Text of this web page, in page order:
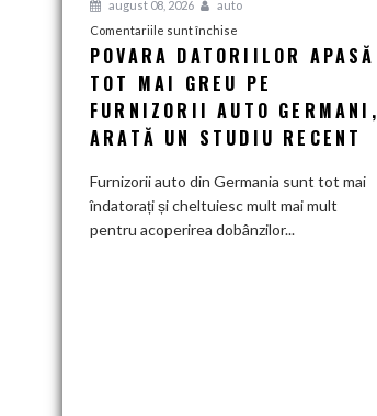
august 08, 2026
auto
Comentariile sunt închise
Povara
datoriilor
apasă
mai
furnizorii
POVARA DATORIILOR APASĂ
TOT MAI GREU PE
FURNIZORII AUTO GERMANI,
ARATĂ UN STUDIU RECENT
Furnizorii auto din Germania sunt tot mai
îndatorați și cheltuiesc mult mai mult
pentru acoperirea dobânzilor...